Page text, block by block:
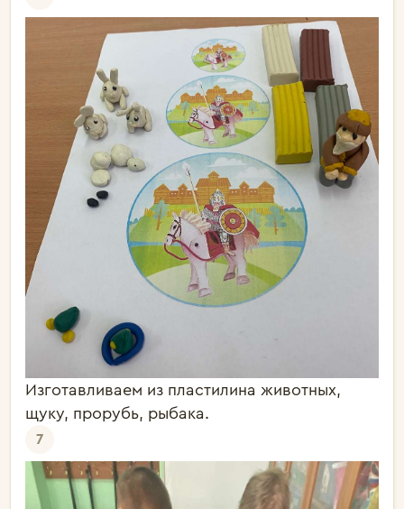
Изготавливаем из пластилина животных,
щуку, прорубь, рыбака.
7